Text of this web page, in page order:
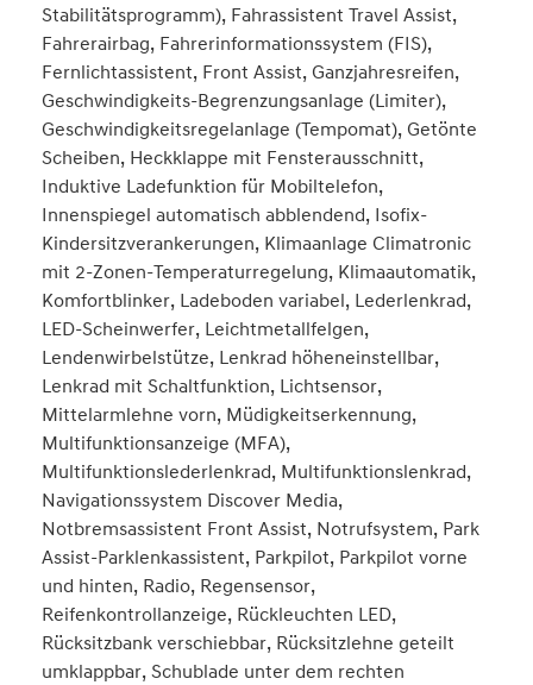
Stabilitätsprogramm), Fahrassistent Travel Assist,
Fahrerairbag, Fahrerinformationssystem (FIS),
Fernlichtassistent, Front Assist, Ganzjahresreifen,
Geschwindigkeits-Begrenzungsanlage (Limiter),
Geschwindigkeitsregelanlage (Tempomat), Getönte
Scheiben, Heckklappe mit Fensterausschnitt,
Induktive Ladefunktion für Mobiltelefon,
Innenspiegel automatisch abblendend, Isofix-
Kindersitzverankerungen, Klimaanlage Climatronic
mit 2-Zonen-Temperaturregelung, Klimaautomatik,
Komfortblinker, Ladeboden variabel, Lederlenkrad,
LED-Scheinwerfer, Leichtmetallfelgen,
Lendenwirbelstütze, Lenkrad höheneinstellbar,
Lenkrad mit Schaltfunktion, Lichtsensor,
Mittelarmlehne vorn, Müdigkeitserkennung,
Multifunktionsanzeige (MFA),
Multifunktionslederlenkrad, Multifunktionslenkrad,
Navigationssystem Discover Media,
Notbremsassistent Front Assist, Notrufsystem, Park
Assist-Parklenkassistent, Parkpilot, Parkpilot vorne
und hinten, Radio, Regensensor,
Reifenkontrollanzeige, Rückleuchten LED,
Rücksitzbank verschiebbar, Rücksitzlehne geteilt
umklappbar, Schublade unter dem rechten